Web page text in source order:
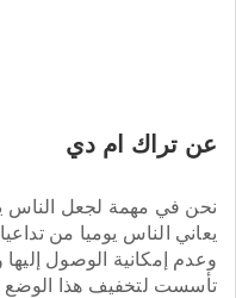
عن تراك ام دي
نحن في مهمة لجعل الناس
يعاني الناس يوميا من
وعدم إمكانية الوصول
تأسست لتخفيف هذا الوضع